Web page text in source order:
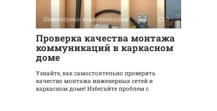
Инженерные коммуникации 0
Проверка качества монтажа
коммуникаций в каркасном
доме
Узнайте, как самостоятельно проверить
качество монтажа инженерных сетей в
каркасном доме! Избегайте проблем с